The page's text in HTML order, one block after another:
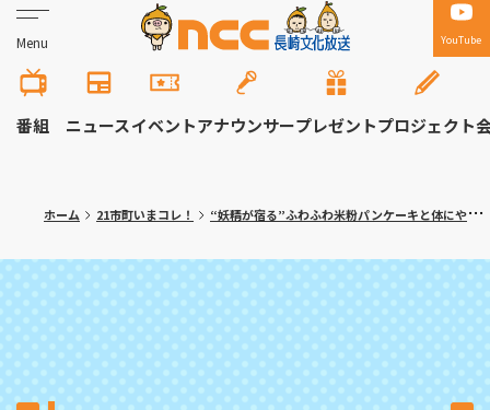
Menu YouTube
番組 ニュースイベントアナウンサープレゼントプロジェクト
ホーム 21市町いまコレ！ “妖精が宿る”ふわふわ米粉パンケーキと体にやさしいランチプレート 大村市「ひとひ／こびとぱん大村店」